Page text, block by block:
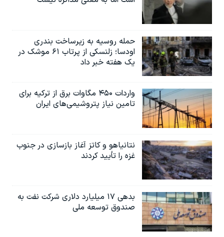
حمله روسیه به زیرساخت بندری
اودسا؛ زلنسکی از پرتاب ۶۱ موشک در
یک هفته خبر داد
واردات ۴۵۰ مگاوات برق از ترکیه برای
تامین نیاز پتروشیمی‌های ایران
نتانیاهو و کاتز آغاز بازسازی در جنوب
غزه را تأیید کردند
بدهی ۱۷ میلیارد دلاری شرکت نفت به
صندوق توسعه ملی